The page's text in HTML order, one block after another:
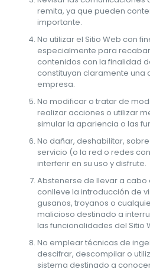
remita, ya que pueden
importante.
No utilizar el Sitio Web con
especialmente para
contenidos con la finalidad
constituyan claramente una
empresa.
No modificar o tratar de
realizar acciones o utilizar
simular la apariencia o las
No dañar, deshabilitar,
servicio (o la red o redes
interferir en su uso y disfrute.
Abstenerse de llevar a
conlleve la introducción de
gusanos, troyanos o
malicioso destinado a
las funcionalidades del Sitio
No emplear técnicas de
descifrar, descompilar o
sistema destinado a